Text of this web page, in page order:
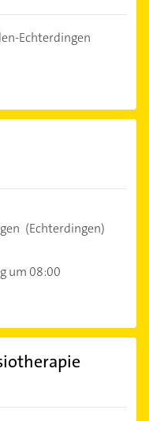
Echterdingen
(Echterdingen)
um 08:00